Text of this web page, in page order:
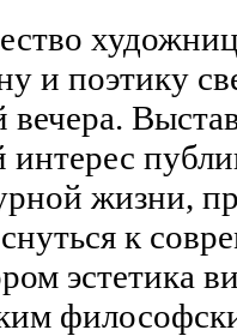
и поэтику
вечера.
жизни,
к
эстетика